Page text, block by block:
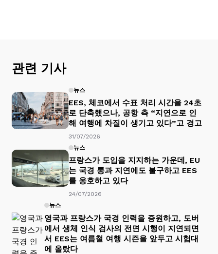
관련 기사
뉴스
EES, 체코에서 수표 처리 시간을 24초
로 단축했으나, 공항 측 “지연으로 인
해 여행에 차질이 생기고 있다”고 경고
31/07/2026
뉴스
프랑스가 도입을 지지하는 가운데, EU
는 국경 통과 지연에도 불구하고 EES
를 옹호하고 있다
24/07/2026
뉴스
영국과 프랑스가 국경 인력을 증원하고, 도버
에서 생체 인식 검사의 전면 시행이 지연되면
서 EES는 여름철 여행 시즌을 앞두고 시험대
에 올랐다